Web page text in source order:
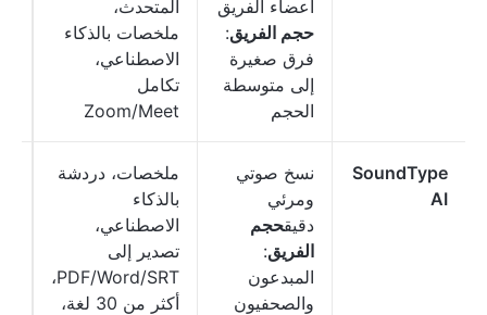
أعضاء الفريق
حجم الفريق:
فرق صغيرة
إلى متوسطة
الحجم
المتحدث،
ملخصات بالذكاء
الاصطناعي،
تكامل
Zoom/Meet
SoundType
AI
نسخ صوتي
ومرئي
دقيقحجم
الفريق:
المبدعون
والصحفيون
ملخصات، دردشة
بالذكاء
الاصطناعي،
تصدير إلى
PDF/Word/SRT،
أكثر من 30 لغة،